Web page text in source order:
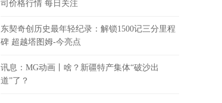
司价格行情 每日关注
东契奇创历史最年轻纪录：解锁1500记三分里程
碑 超越塔图姆-今亮点
讯息：MG动画丨啥？新疆特产集体“破沙出
道”了？